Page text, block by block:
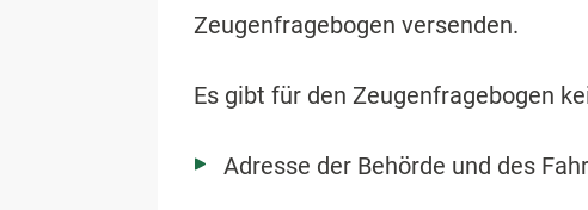
Zeugenfragebogen versenden.
Es gibt für den Zeugenfragebogen
Adresse der Behörde und des